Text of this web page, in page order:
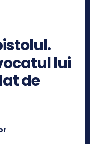
lui
de